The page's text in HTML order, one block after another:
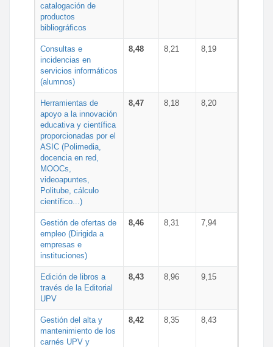
catalogación de
productos
bibliográficos
Consultas e
incidencias en
servicios informáticos
(alumnos)
8,48 8,21 8,19
Herramientas de
apoyo a la innovación
educativa y científica
proporcionadas por el
ASIC (Polimedia,
docencia en red,
MOOCs,
videoapuntes,
Politube, cálculo
científico...)
8,47 8,18 8,20
Gestión de ofertas de
empleo (Dirigida a
empresas e
instituciones)
8,46 8,31 7,94
Edición de libros a
través de la Editorial
UPV
8,43 8,96 9,15
Gestión del alta y
mantenimiento de los
carnés UPV y
8,42 8,35 8,43